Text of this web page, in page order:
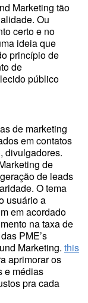
Marketing tão
Ou
certo e no
ideia que
princípio de
de
público
de marketing
em contatos
divulgadores.
de
de leads
O tema
usuário a
em acordado
na taxa de
PME’s
Marketing. this
aprimorar os
e médias
pra cada